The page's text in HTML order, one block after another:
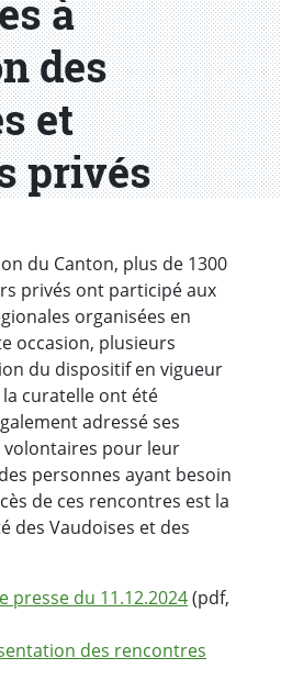
à
des
et
privés
du Canton, plus de 1300
privés ont participé aux
organisées en
occasion, plusieurs
du dispositif en vigueur
curatelle ont été
adressé ses
volontaires pour leur
personnes ayant besoin
de ces rencontres est la
des Vaudoises et des
presse du 11.12.2024(pdf,
des rencontres